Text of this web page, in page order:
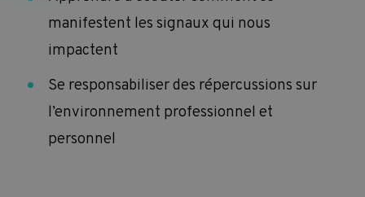
manifestent les signaux qui nous
impactent
Se responsabiliser des répercussions sur
l’environnement professionnel et
personnel